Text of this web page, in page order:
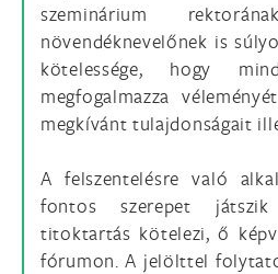
szeminárium
növendéknevelőnek is
kötelessége, hogy
megfogalmazza
megkívánt tulajdonságait
A felszentelésre való
fontos szerepet
titoktartás kötelezi, ő
fórumon. A jelölttel